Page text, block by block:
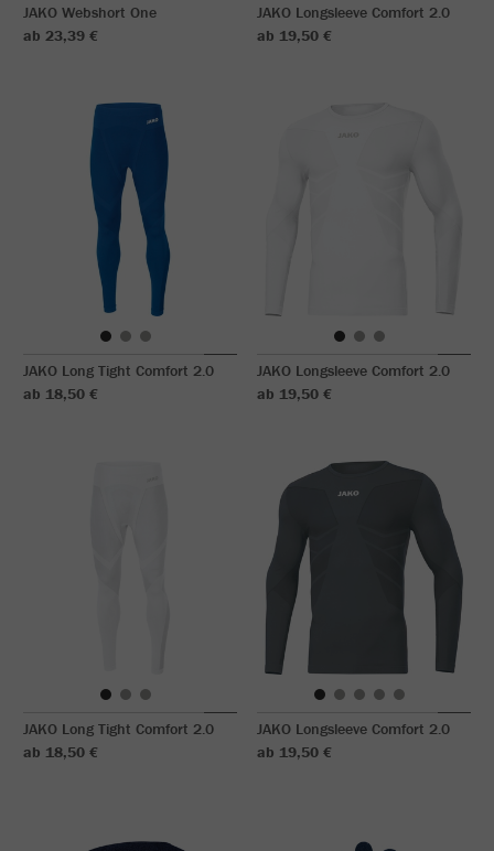
JAKO Webshort One
ab 23,39 €
JAKO Longsleeve Comfort 2.0
ab 19,50 €
JAKO Long Tight Comfort 2.0
ab 18,50 €
JAKO Longsleeve Comfort 2.0
ab 19,50 €
JAKO Long Tight Comfort 2.0
ab 18,50 €
JAKO Longsleeve Comfort 2.0
ab 19,50 €